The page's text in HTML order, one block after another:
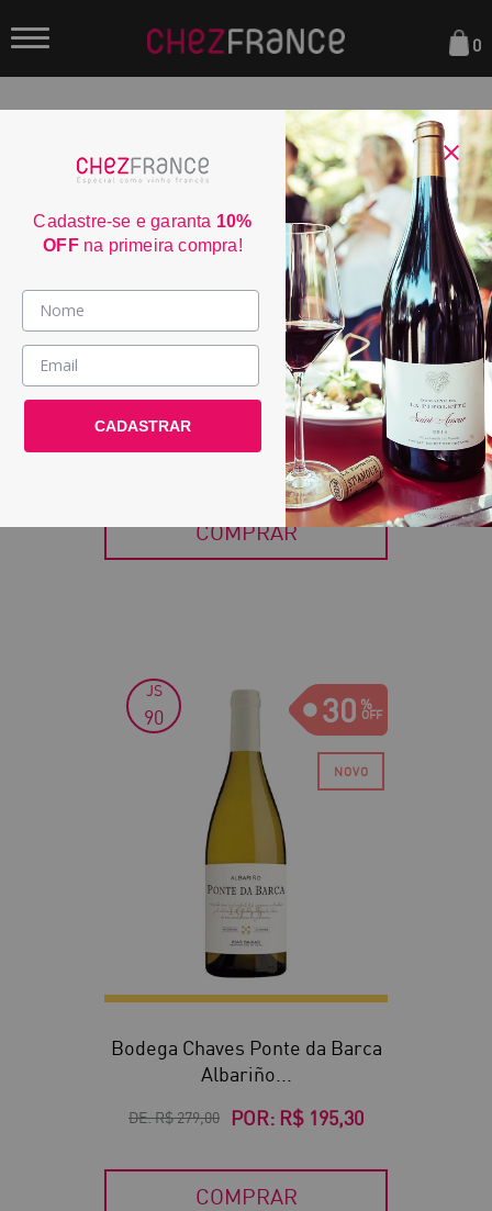
Vinhos >
País / Região >
Le Club >
0
ORDENAR POR:
Almalarga Godello Ribeira
Sacra 2024
POR:R$ 279,00
COMPRAR
30
JS
90
Bodega Chaves Ponte da Barca
Albariño...
DE:R$ 279,00 POR: R$ 195,30
COMPRAR
Cadastre-se e garanta 10%
OFFna primeira compra!
CADASTRAR